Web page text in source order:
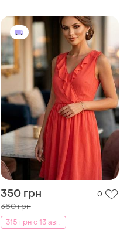
350 грн 0
380 грн
315 грн с 13 авг.